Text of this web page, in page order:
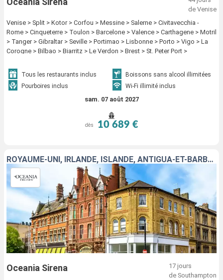
de Venise
Venise > Split > Kotor > Corfou > Messine > Salerne > Civitavecchia -
Rome > Cinqueterre > Toulon > Barcelone > Valence > Carthagene > Motril
> Tanger > Gibraltar > Seville > Portimao > Lisbonne > Porto > Vigo > La
Corogne > Bilbao > Biarritz > Le Verdon > Brest > St. Peter Port >
Saint Johns > Saint Pierre et Miquelon > Sydney CA > Halifax > New York
Tous les restaurants inclus
Boissons sans alcool illimitées
Pourboires inclus
Wi-Fi illimité inclus
sam. 07 août 2027
dès 10 689 €
ROYAUME-UNI, IRLANDE, ISLANDE, ANTIGUA-ET-BARBUDA, CANADA, ÉTATS-UNIS
Oceania Sirena
17 jours
de Southampton